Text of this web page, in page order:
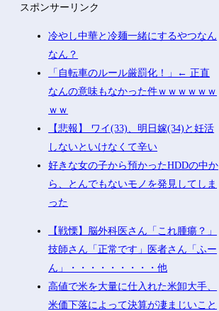
スポンサーリンク
冷やし中華と冷麺一緒にするやつなん
なん？
「自転車のルール厳罰化！」← 正直
なんの意味もなかった件ｗｗｗｗｗｗ
ｗｗ
【悲報】 ワイ(33)、明日嫁(34)と妊活
しないといけなくて辛い
好きな女の子から預かったHDDの中か
ら、とんでもないモノを発見してしま
った
【戦慄】脳外科医さん「これ腫瘍？」
技師さん「正常です」医者さん「ふー
ん」・・・・・・・・・他
高値で米を大量に仕入れた米卸大手、
米価下落によって決算が凄まじいこと